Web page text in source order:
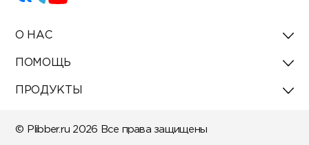
О НАС
ПОМОЩЬ
ПРОДУКТЫ
© Plibber.ru 2026 Все права защищены